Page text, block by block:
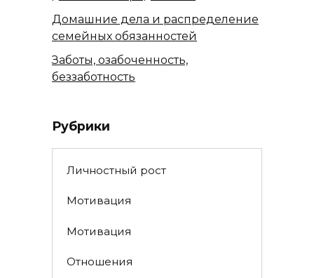
Домашние дела и распределение
семейных обязанностей
Заботы, озабоченность,
беззаботность
Рубрики
Личностный рост
Мотивация
Мотивация
Отношения